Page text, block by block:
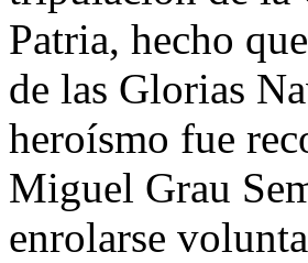
Patria, hecho
de las Glorias
heroísmo fue
Miguel Grau
enrolarse